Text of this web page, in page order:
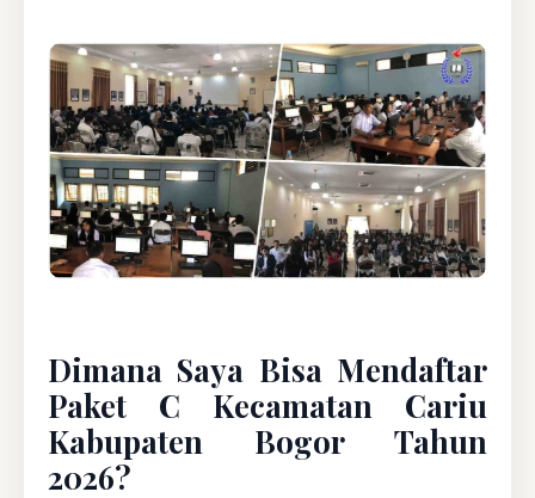
Dimana Saya Bisa Mendaftar
Paket C Kecamatan Cariu
Kabupaten Bogor Tahun
2026?